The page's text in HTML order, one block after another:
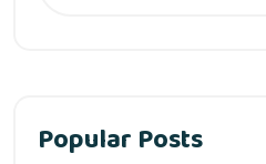
Popular Posts